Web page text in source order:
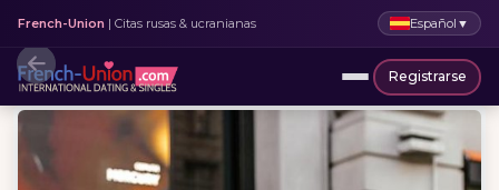
French-Union | Citas rusas & ucranianas Español ▼
Registrarse